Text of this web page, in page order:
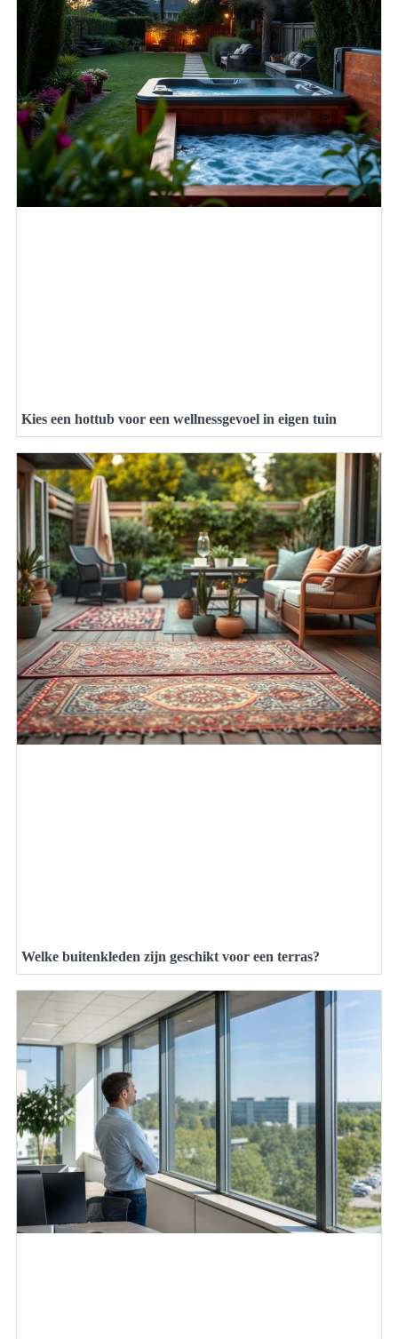
Kies een hottub voor een wellnessgevoel in eigen tuin
Welke buitenkleden zijn geschikt voor een terras?